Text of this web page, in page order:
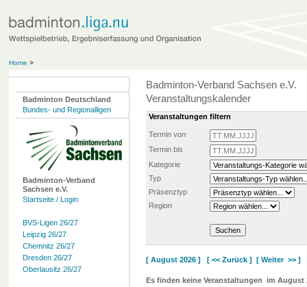
Home >
Badminton Deutschland
Bundes- und Regionalligen
Badminton-Verband
Sachsen e.V.
Startseite / Login
BVS-Ligen 26/27
Leipzig 26/27
Chemnitz 26/27
Dresden 26/27
Oberlausitz 26/27
Badminton-Verband Sachsen e.V.
Veranstaltungskalender
Veranstaltungen filtern
Termin von
Termin bis
Kategorie
Typ
Präsenztyp
Region
[ August 2026 ] [ << Zurück ] [ Weiter >> ]
Es finden keine Veranstaltungen im August